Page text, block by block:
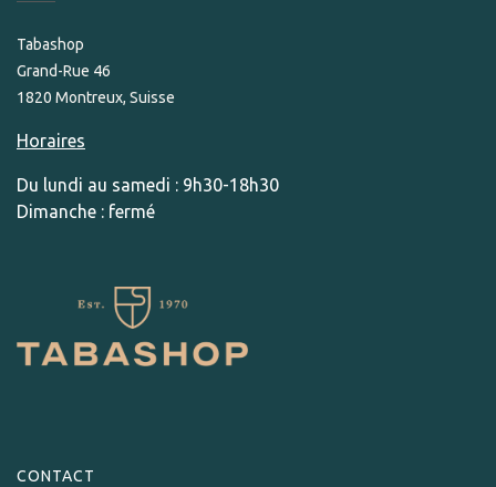
Tabashop
Grand-Rue 46
1820 Montreux, Suisse
Horaires
Du lundi au samedi : 9h30-18h30
Dimanche : fermé
CONTACT